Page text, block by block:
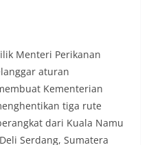
Menteri Perikanan
aturan
Kementerian
tiga rute
dari Kuala Namu
Serdang, Sumatera